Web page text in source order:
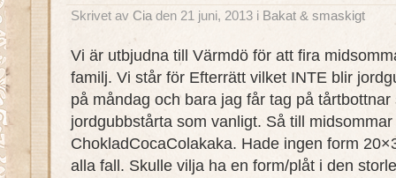
Skrivet av Ciaden 21 juni, 2013 i Bakat & smaskigt
Vi är utbjudna till Värmdö för att fira
familj. Vi står för Efterrätt vilket INTE blir
på måndag och bara jag får tag på tårtbottnar
jordgubbstårta som vanligt. Så till
ChokladCocaColakaka. Hade ingen form
alla fall. Skulle vilja ha en form/plåt i den